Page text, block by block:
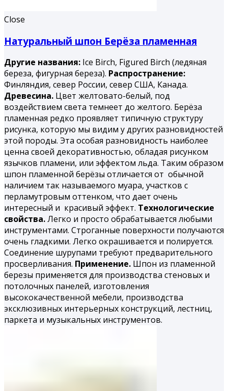
Close
Натуральный шпон Берёза пламенная
Другие названия: Ice Birch, Figured Birch (ледяная
береза, фигурная береза). Распространение:
Финляндия, север России, север США, Канада.
Древесина. Цвет желтовато-белый, под
воздействием света темнеет до желтого. Берёза
пламенная редко проявляет типичную структуру
рисунка, которую мы видим у других разновидностей
этой породы. Эта особая разновидность наиболее
ценна своей декоративностью, обладая рисунком
язычков пламени, или эффектом льда. Таким образом
шпон пламенной берёзы отличается от обычной
наличием так называемого муара, участков с
перламутровым оттенком, что дает очень
интересный и красивый эффект. Технологические
свойства.Легко и просто обрабатывается любыми
инструментами. Строганные поверхности получаются
очень гладкими. Легко окрашивается и полируется.
Соединение шурупами требуют предварительного
просверливания. Применение. Шпон из пламенной
березы применяется для производства стеновых и
потолочных панелей, изготовления
высококачественной мебели, производства
эксклюзивных интерьерных конструкций, лестниц,
паркета и музыкальных инструментов.